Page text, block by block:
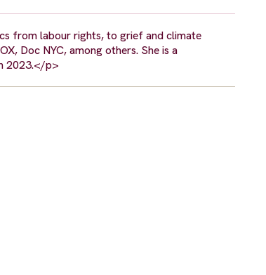
from labour rights, to grief and climate
Doc NYC, among others. She is a
2023.</p>